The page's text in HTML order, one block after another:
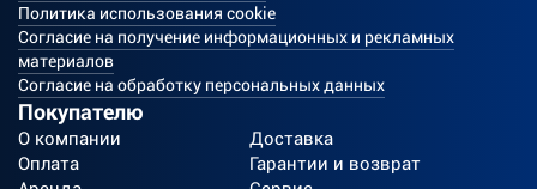
Политика использования cookie
Согласие на получение информационных и рекламных
материалов
Согласие на обработку персональных данных
Покупателю
О компании
Доставка
Оплата
Гарантии и возврат